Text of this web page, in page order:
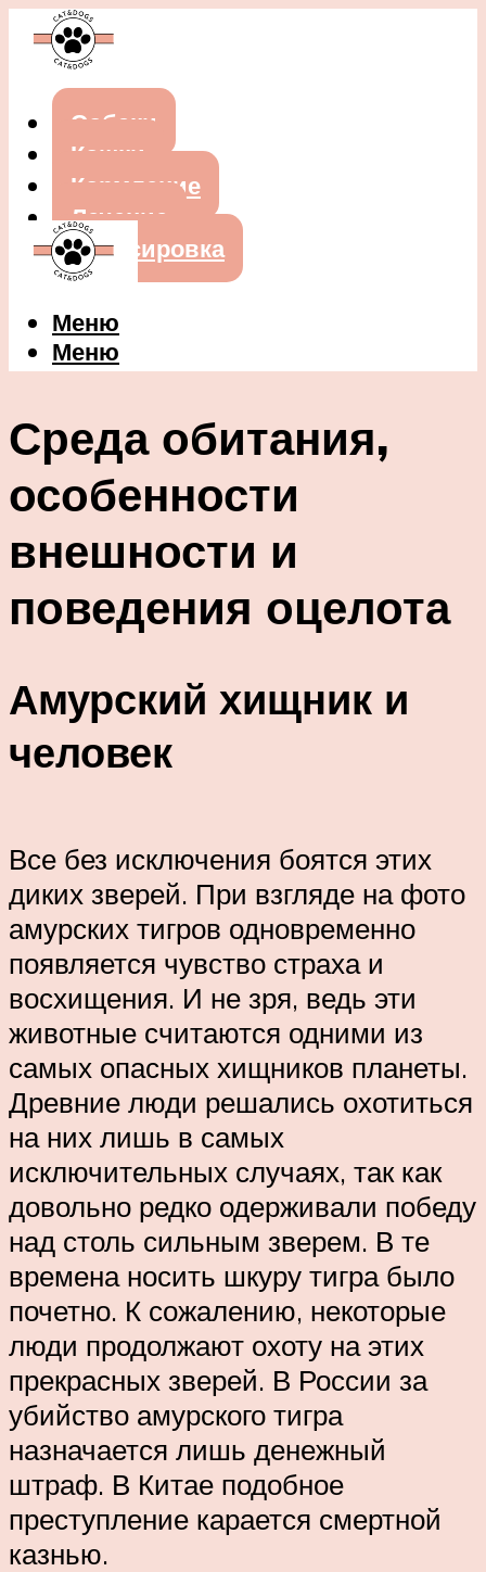
Собаки
Кошки
Кормление
Лечение
Дрессировка
Меню
Меню
Среда обитания,
особенности
внешности и
поведения оцелота
Амурский хищник и
человек
Все без исключения боятся этих
диких зверей. При взгляде на фото
амурских тигров одновременно
появляется чувство страха и
восхищения. И не зря, ведь эти
животные считаются одними из
самых опасных хищников планеты.
Древние люди решались охотиться
на них лишь в самых
исключительных случаях, так как
довольно редко одерживали победу
над столь сильным зверем. В те
времена носить шкуру тигра было
почетно. К сожалению, некоторые
люди продолжают охоту на этих
прекрасных зверей. В России за
убийство амурского тигра
назначается лишь денежный
штраф. В Китае подобное
преступление карается смертной
казнью.